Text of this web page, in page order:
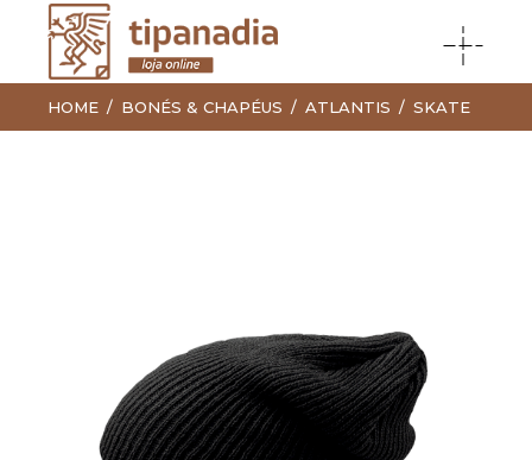
HOME BONÉS & CHAPÉUS ATLANTIS SKATE